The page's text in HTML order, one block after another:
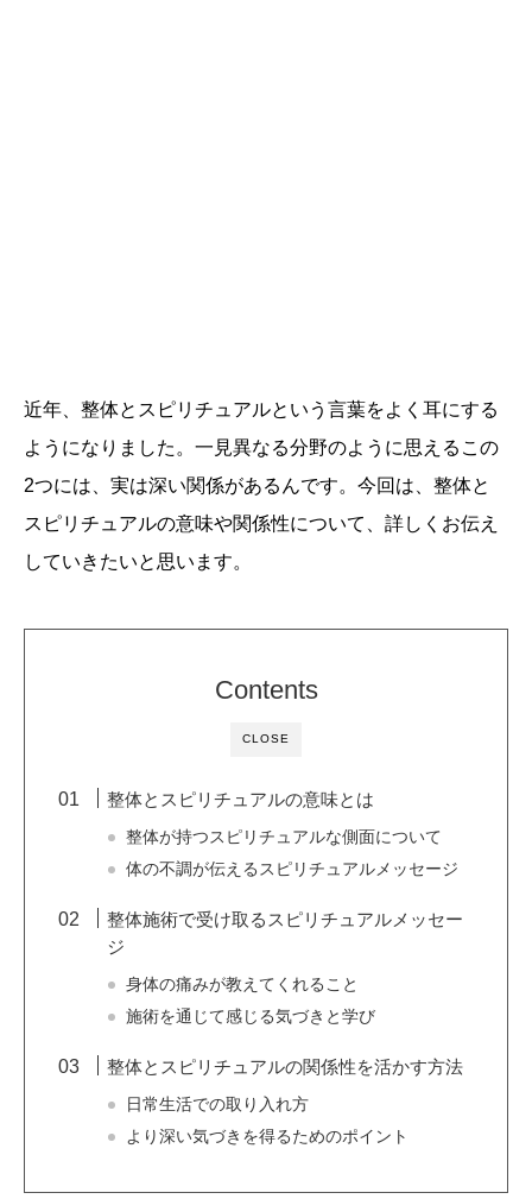
近年、整体とスピリチュアルという言葉をよく耳にする
ようになりました。一見異なる分野のように思えるこの
2つには、実は深い関係があるんです。今回は、整体と
スピリチュアルの意味や関係性について、詳しくお伝え
していきたいと思います。
CLOSE
Contents
整体とスピリチュアルの意味とは
整体が持つスピリチュアルな側面について
体の不調が伝えるスピリチュアルメッセージ
整体施術で受け取るスピリチュアルメッセー
ジ
身体の痛みが教えてくれること
施術を通じて感じる気づきと学び
整体とスピリチュアルの関係性を活かす方法
日常生活での取り入れ方
より深い気づきを得るためのポイント